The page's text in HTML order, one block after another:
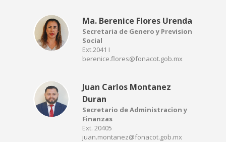
Ma. Berenice Flores Urenda
Secretaria de Genero y Prevision
Social
Ext.2041 I
berenice.flores@fonacot.gob.mx
Juan Carlos Montanez
Duran
Secretario de Administracion y
Finanzas
Ext. 20405
juan.montanez@fonacot.gob.mx